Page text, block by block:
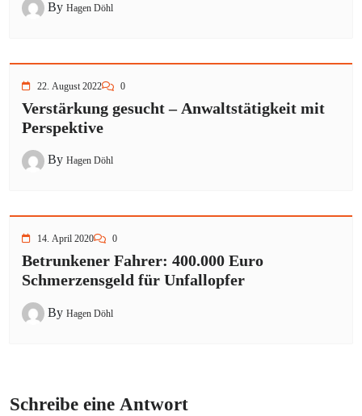
By Hagen Döhl
22. August 2022 0
Verstärkung gesucht – Anwaltstätigkeit mit
Perspektive
By Hagen Döhl
14. April 2020 0
Betrunkener Fahrer: 400.000 Euro
Schmerzensgeld für Unfallopfer
By Hagen Döhl
Schreibe eine Antwort